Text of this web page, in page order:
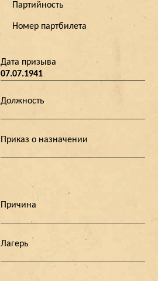
Партийность
Номер партбилета
Дата призыва
07.07.1941
Должность
Приказ о назначении
Причина
Лагерь